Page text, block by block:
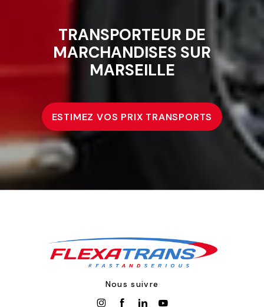
TRANSPORTEUR DE
MARCHANDISES SUR
MARSEILLE
ESTIMEZ VOS PRIX TRANSPORTS
Nous suivre